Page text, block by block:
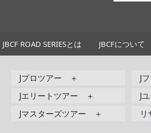
JBCF ROAD SERIESとは JBCFについて
Jプロツアー ＋
Jエリートツアー ＋
Jマスターズツアー ＋
J
J